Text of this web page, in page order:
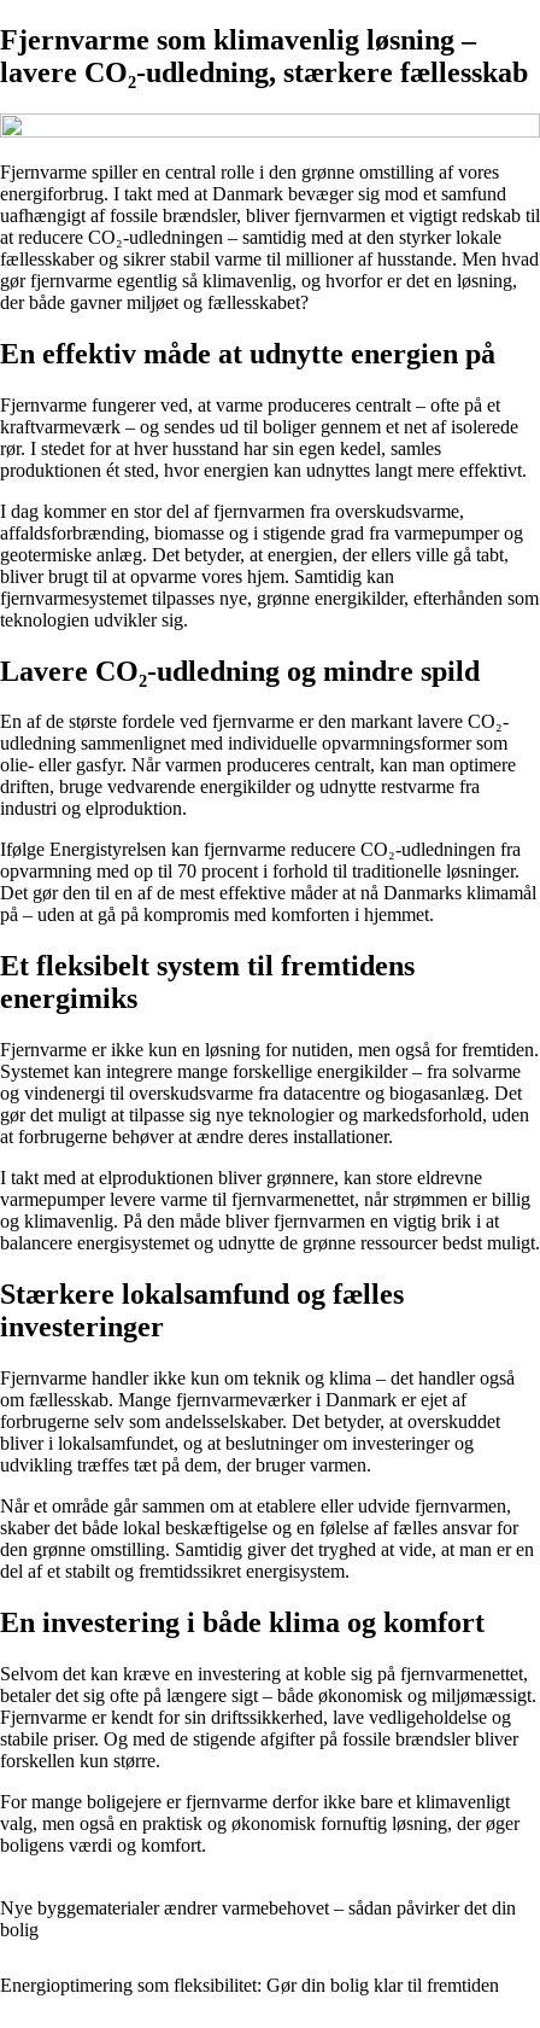
Fjernvarme som klimavenlig løsning –
lavere CO₂-udledning, stærkere fællesskab
Fjernvarme spiller en central rolle i den grønne omstilling af vores
energiforbrug. I takt med at Danmark bevæger sig mod et samfund
uafhængigt af fossile brændsler, bliver fjernvarmen et vigtigt redskab til
at reducere CO₂-udledningen – samtidig med at den styrker lokale
fællesskaber og sikrer stabil varme til millioner af husstande. Men hvad
gør fjernvarme egentlig så klimavenlig, og hvorfor er det en løsning,
der både gavner miljøet og fællesskabet?
En effektiv måde at udnytte energien på
Fjernvarme fungerer ved, at varme produceres centralt – ofte på et
kraftvarmeværk – og sendes ud til boliger gennem et net af isolerede
rør. I stedet for at hver husstand har sin egen kedel, samles
produktionen ét sted, hvor energien kan udnyttes langt mere effektivt.
I dag kommer en stor del af fjernvarmen fra overskudsvarme,
affaldsforbrænding, biomasse og i stigende grad fra varmepumper og
geotermiske anlæg. Det betyder, at energien, der ellers ville gå tabt,
bliver brugt til at opvarme vores hjem. Samtidig kan
fjernvarmesystemet tilpasses nye, grønne energikilder, efterhånden som
teknologien udvikler sig.
Lavere CO₂-udledning og mindre spild
En af de største fordele ved fjernvarme er den markant lavere CO₂-
udledning sammenlignet med individuelle opvarmningsformer som
olie- eller gasfyr. Når varmen produceres centralt, kan man optimere
driften, bruge vedvarende energikilder og udnytte restvarme fra
industri og elproduktion.
Ifølge Energistyrelsen kan fjernvarme reducere CO₂-udledningen fra
opvarmning med op til 70 procent i forhold til traditionelle løsninger.
Det gør den til en af de mest effektive måder at nå Danmarks klimamål
på – uden at gå på kompromis med komforten i hjemmet.
Et fleksibelt system til fremtidens
energimiks
Fjernvarme er ikke kun en løsning for nutiden, men også for fremtiden.
Systemet kan integrere mange forskellige energikilder – fra solvarme
og vindenergi til overskudsvarme fra datacentre og biogasanlæg. Det
gør det muligt at tilpasse sig nye teknologier og markedsforhold, uden
at forbrugerne behøver at ændre deres installationer.
I takt med at elproduktionen bliver grønnere, kan store eldrevne
varmepumper levere varme til fjernvarmenettet, når strømmen er billig
og klimavenlig. På den måde bliver fjernvarmen en vigtig brik i at
balancere energisystemet og udnytte de grønne ressourcer bedst muligt.
Stærkere lokalsamfund og fælles
investeringer
Fjernvarme handler ikke kun om teknik og klima – det handler også
om fællesskab. Mange fjernvarmeværker i Danmark er ejet af
forbrugerne selv som andelsselskaber. Det betyder, at overskuddet
bliver i lokalsamfundet, og at beslutninger om investeringer og
udvikling træffes tæt på dem, der bruger varmen.
Når et område går sammen om at etablere eller udvide fjernvarmen,
skaber det både lokal beskæftigelse og en følelse af fælles ansvar for
den grønne omstilling. Samtidig giver det tryghed at vide, at man er en
del af et stabilt og fremtidssikret energisystem.
En investering i både klima og komfort
Selvom det kan kræve en investering at koble sig på fjernvarmenettet,
betaler det sig ofte på længere sigt – både økonomisk og miljømæssigt.
Fjernvarme er kendt for sin driftssikkerhed, lave vedligeholdelse og
stabile priser. Og med de stigende afgifter på fossile brændsler bliver
forskellen kun større.
For mange boligejere er fjernvarme derfor ikke bare et klimavenligt
valg, men også en praktisk og økonomisk fornuftig løsning, der øger
boligens værdi og komfort.
Nye byggematerialer ændrer varmebehovet – sådan påvirker det din
bolig
Energioptimering som fleksibilitet: Gør din bolig klar til fremtiden